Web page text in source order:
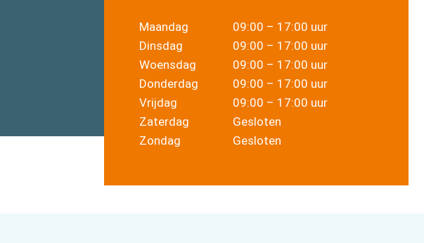
Maandag
09:00 – 17:00 uur
Dinsdag
09:00 – 17:00 uur
Woensdag
09:00 – 17:00 uur
Donderdag
09:00 – 17:00 uur
Vrijdag
09:00 – 17:00 uur
Zaterdag
Gesloten
Zondag
Gesloten